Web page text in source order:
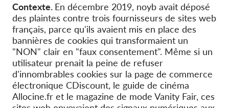
Contexte. En décembre 2019, noyb avait déposé
des plaintes contre trois fournisseurs de sites web
français, parce qu'ils avaient mis en place des
bannières de cookies qui transformaient un
"NON" clair en "faux consentement". Même si un
utilisateur prenait la peine de refuser
d'innombrables cookies sur la page de commerce
électronique CDiscount, le guide de cinéma
Allocine.fr et le magazine de mode Vanity Fair, ces